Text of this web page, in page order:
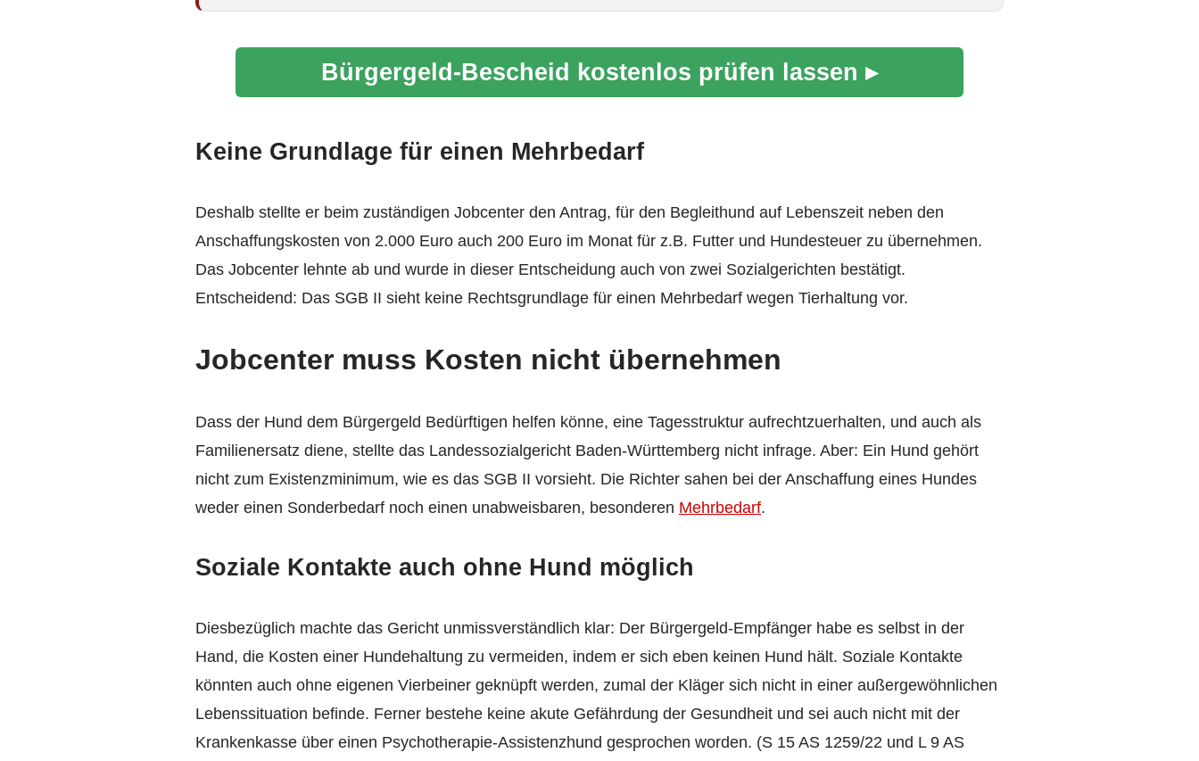
Bürgergeld-Bescheid kostenlos prüfen lassen ▸
Keine Grundlage für einen Mehrbedarf
Deshalb stellte er beim zuständigen Jobcenter den Antrag, für den Begleithund auf Lebenszeit neben den
Anschaffungskosten von 2.000 Euro auch 200 Euro im Monat für z.B. Futter und Hundesteuer zu übernehmen.
Das Jobcenter lehnte ab und wurde in dieser Entscheidung auch von zwei Sozialgerichten bestätigt.
Entscheidend: Das SGB II sieht keine Rechtsgrundlage für einen Mehrbedarf wegen Tierhaltung vor.
Jobcenter muss Kosten nicht übernehmen
Dass der Hund dem Bürgergeld Bedürftigen helfen könne, eine Tagesstruktur aufrechtzuerhalten, und auch als
Familienersatz diene, stellte das Landessozialgericht Baden-Württemberg nicht infrage. Aber: Ein Hund gehört
nicht zum Existenzminimum, wie es das SGB II vorsieht. Die Richter sahen bei der Anschaffung eines Hundes
weder einen Sonderbedarf noch einen unabweisbaren, besonderen Mehrbedarf.
Soziale Kontakte auch ohne Hund möglich
Diesbezüglich machte das Gericht unmissverständlich klar: Der Bürgergeld-Empfänger habe es selbst in der
Hand, die Kosten einer Hundehaltung zu vermeiden, indem er sich eben keinen Hund hält. Soziale Kontakte
könnten auch ohne eigenen Vierbeiner geknüpft werden, zumal der Kläger sich nicht in einer außergewöhnlichen
Lebenssituation befinde. Ferner bestehe keine akute Gefährdung der Gesundheit und sei auch nicht mit der
Krankenkasse über einen Psychotherapie-Assistenzhund gesprochen worden. (S 15 AS 1259/22 und L 9 AS